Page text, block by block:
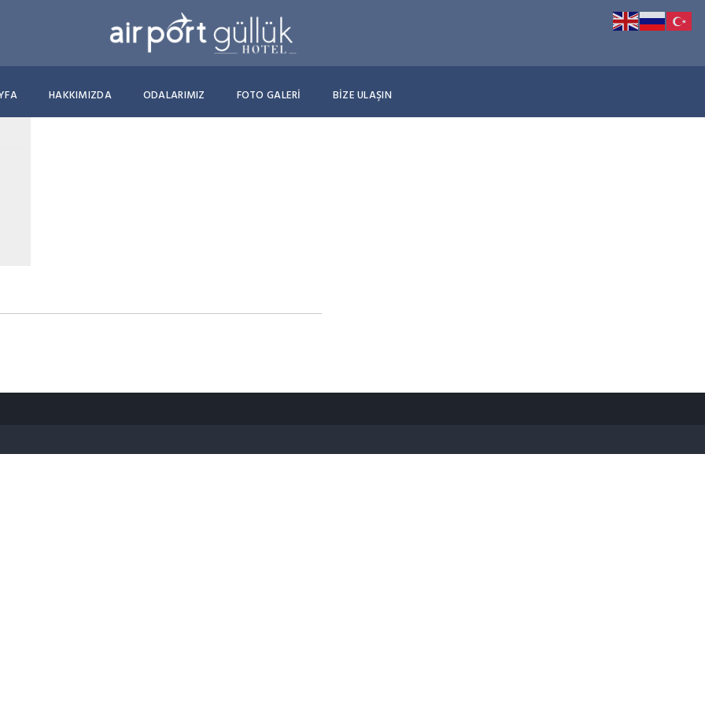
HAKKIMIZDA ODALARIMIZ FOTO GALERİ BIZE ULAŞIN